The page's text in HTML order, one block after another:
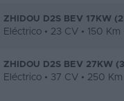
ZHIDOU D2S BEV 17KW
Eléctrico • 23 CV • 150 Km
ZHIDOU D2S BEV 27KW
Eléctrico • 37 CV • 250 Km